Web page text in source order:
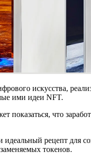
искусства,
ими идеи NFT.
показаться, что
рецепт для
токенов.